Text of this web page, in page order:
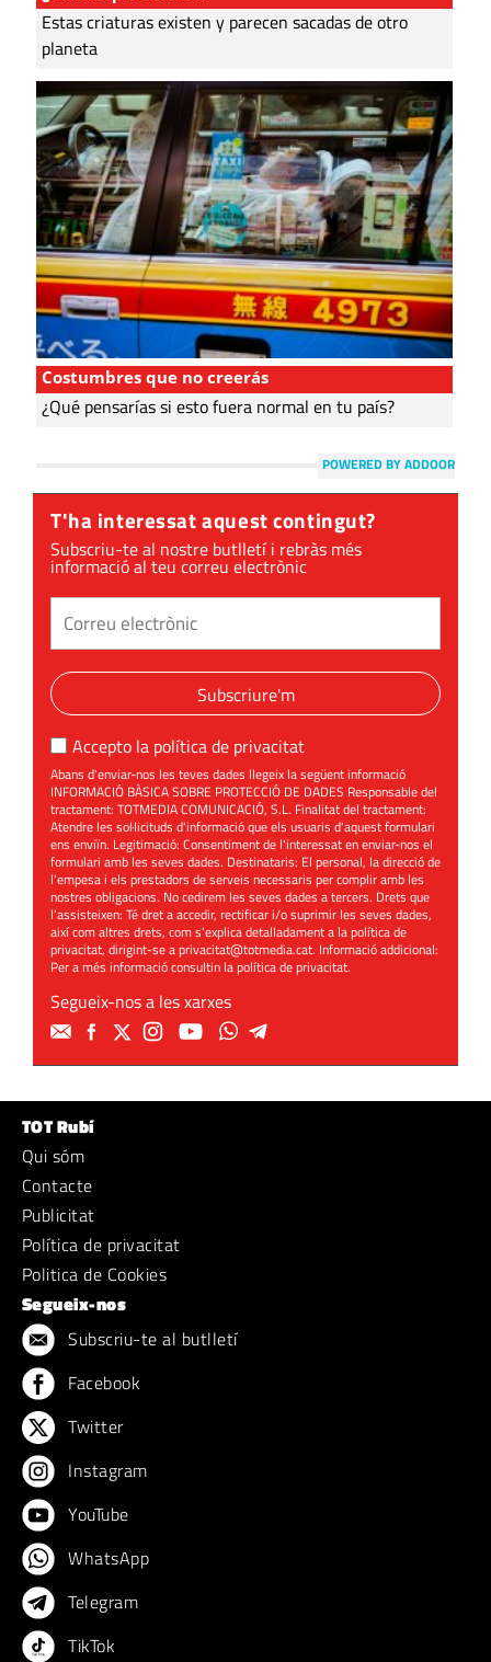
Estas criaturas existen y parecen sacadas de otro
planeta
Costumbres que no creerás
¿Qué pensarías si esto fuera normal en tu país?
POWERED BY ADDOOR
T'ha interessat aquest contingut?
Subscriu-te al nostre butlletí i rebràs més
informació al teu correu electrònic
Subscriure'm
Accepto la política de privacitat
Abans d'enviar-nos les teves dades llegeix la següent informació
INFORMACIÓ BÀSICA SOBRE PROTECCIÓ DE DADES Responsable del
tractament: TOTMEDIA COMUNICACIÓ, S.L. Finalitat del tractament:
Atendre les sol·licituds d'informació que els usuaris d'aquest formulari
ens enviïn. Legitimació: Consentiment de l'interessat en enviar-nos el
formulari amb les seves dades. Destinataris: El personal, la direcció de
l'empesa i els prestadors de serveis necessaris per complir amb les
nostres obligacions. No cedirem les seves dades a tercers. Drets que
l'assisteixen: Té dret a accedir, rectificar i/o suprimir les seves dades,
així com altres drets, com s'explica detalladament a la política de
privacitat, dirigint-se aprivacitat@totmedia.cat. Informació addicional:
Per a més informació consultin lapolítica de privacitat.
Segueix-nos a les xarxes
TOT Rubí
Qui sóm
Contacte
Publicitat
Política de privacitat
Politica de Cookies
Segueix-nos
Subscriu-te al butlletí
Facebook
Twitter
Instagram
YouTube
WhatsApp
Telegram
TikTok